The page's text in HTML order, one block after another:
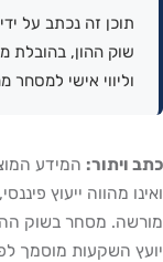
תוכן זה נכתב על
שוק ההון, בהובלת
וליווי אישי למסחר
כתב ויתור: המידע
ואינו מהווה ייעוץ
מורשה. מסחר בשוק
יועץ השקעות מוסמך